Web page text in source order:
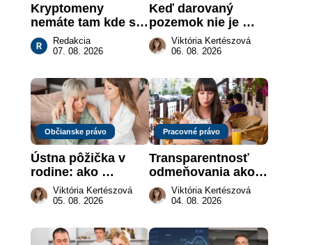
Kryptomeny
nemáte tam kde si
myslíte: Viete, kde
sa naozaj
Redakcia
07. 08. 2026
Keď darovaný
pozemok nie je
„hotová vec“: kedy
môže darca žiadať
Viktória Kertészová
06. 08. 2026
Občianske právo
Ústna pôžička v
rodine: ako
vymôcť peniaze,
keď na papieri nie
Viktória Kertészová
05. 08. 2026
Pracovné právo
Transparentnosť
odmeňovania ako
právna povinnosť:
revolúcia na
práce
Viktória Kertészová
04. 08. 2026